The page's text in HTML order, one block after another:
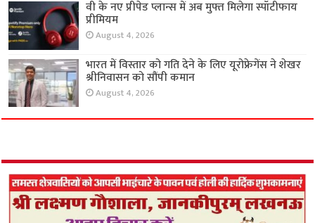
वी के नए प्रीपेड प्लान्स में अब मुफ्त मिलेगा स्पॉटीफाय
प्रीमियम
August 4, 2026
भारत में विस्तार को गति देने के लिए यूरोफ्रेगेंस ने शेखर
श्रीनिवासन को सौंपी कमान
August 4, 2026